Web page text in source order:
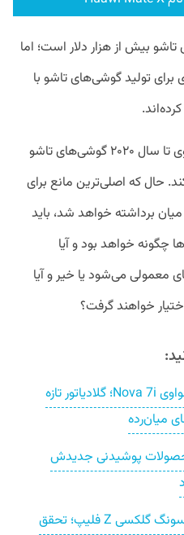
بیش از هزار دلار است؛ اما
تولید گوشی‌های تاشو با
طبق اخبار پیش‌بینی می‌شود هواوی تا سال ۲۰۲۰ گوشی‌های تاشو
حال که اصلی‌ترین مانع برای
برداشته خواهد شد، باید
چگونه خواهد بود و آیا
می‌شود یا خیر و آیا
خواهند گرفت؟
بررسی گوشی میان‌رده هواوی Nova 7i؛ گلادیاتور تازه
میان‌رده
پوشیدنی جدیدش
بررسی گوشی تاشو سامسونگ گلکسی Z فلیپ؛ تحقق